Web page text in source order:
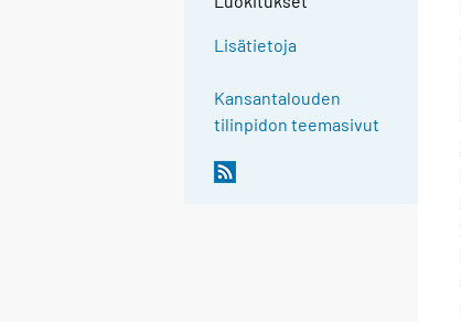
Lisätietoja
Kansantalouden
tilinpidon teemasivut